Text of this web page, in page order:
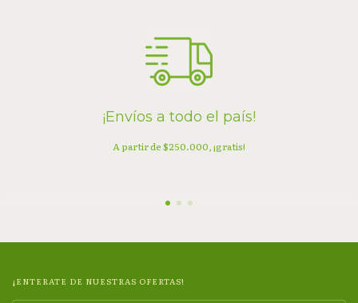
¡Envíos a todo el país!
A partir de $250.000, ¡gratis!
¡ENTERATE DE NUESTRAS OFERTAS!